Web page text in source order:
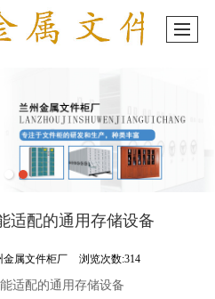
适配的通用存储设备
金属文件柜厂 浏览次数:314
适配的通用存储设备